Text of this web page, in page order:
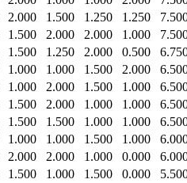
2.000 1.500 1.250 1.250
1.500 2.000 2.000 1.000
1.500 1.250 2.000 0.500
1.000 1.000 1.500 2.000
1.000 2.000 1.500 1.000
1.500 2.000 1.000 1.000
1.500 1.500 1.000 1.000
1.000 1.000 1.500 1.000
2.000 2.000 1.000 0.000
1.500 1.000 1.500 0.000